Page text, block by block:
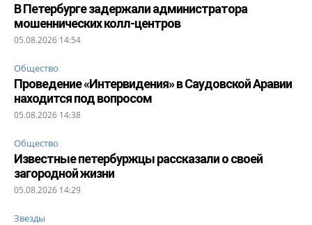
В Петербурге задержали администратора
мошеннических колл-центров
05.08.2026 14:54
Общество
Проведение «Интервидения» в Саудовской Аравии
находится под вопросом
05.08.2026 14:38
Общество
Известные петербуржцы рассказали о своей
загородной жизни
05.08.2026 14:29
Звезды